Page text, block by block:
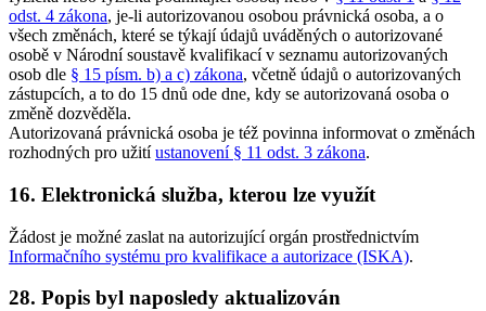
odst. 4 zákona, je-li autorizovanou osobou právnická osoba, a o
všech změnách, které se týkají údajů uváděných o autorizované
osobě v Národní soustavě kvalifikací v seznamu autorizovaných
osob dle § 15 písm. b) a c) zákona, včetně údajů o autorizovaných
zástupcích, a to do 15 dnů ode dne, kdy se autorizovaná osoba o
změně dozvěděla.
Autorizovaná právnická osoba je též povinna informovat o změnách
rozhodných pro užitíustanovení § 11 odst. 3 zákona.
16. Elektronická služba, kterou lze využít
Žádost je možné zaslat na autorizující orgán prostřednictvím
Informačního systému pro kvalifikace a autorizace (ISKA).
28. Popis byl naposledy aktualizován